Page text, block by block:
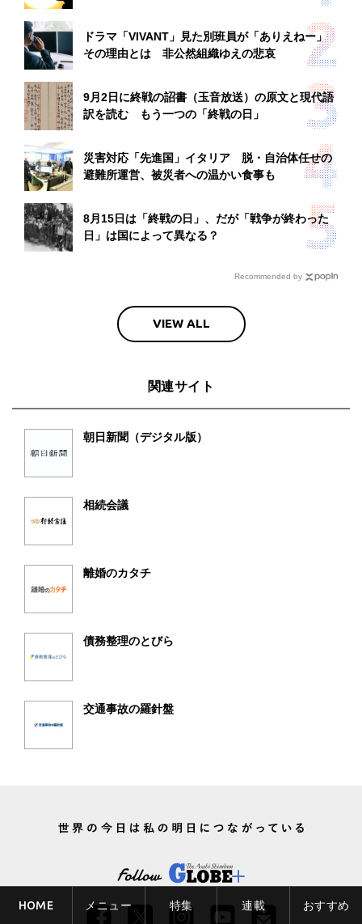
ドラマ「VIVANT」見た別班員が「ありえねー」
その理由とは 非公然組織ゆえの悲哀
9月2日に終戦の詔書（玉音放送）の原文と現代語
訳を読む もう一つの「終戦の日」
災害対応「先進国」イタリア 脱・自治体任せの
避難所運営、被災者への温かい食事も
8月15日は「終戦の日」、だが「戦争が終わった
日」は国によって異なる？
Recommended by
VIEW ALL
関連サイト
朝日新聞（デジタル版）
相続会議
離婚のカタチ
債務整理のとびら
交通事故の羅針盤
HOME メニュー 特集 連載 おすすめ